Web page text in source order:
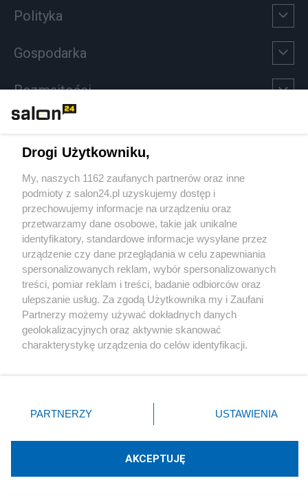
Polityka
Gospodarka
Rozmaitości
Sport
Społeczeństwo
Kultura
X Facebook Instagram Youtube
Technologię dostarcza:W3media.pl
Drogi Użytkowniku,
My, naszych 1162 zaufanych partnerów oraz inne
podmioty z salon24.pl uzyskujemy dostęp i
przechowujemy informacje na urządzeniu oraz
przetwarzamy dane osobowe, takie jak unikalne
identyfikatory, standardowe informacje wysyłane przez
urządzenie czy dane przeglądania w celu zapewniania
spersonalizowanych reklam, wybór spersonalizowanych
treści, pomiar reklam i treści, badanie odbiorców oraz
ulepszanie usług. Za zgodą Użytkownika my i Zaufani
Partnerzy możemy używać dokładnych danych
geolokalizacyjnych oraz aktywnie skanować
charakterystykę urządzenia do celów identyfikacji.
zmienić/wycofać klikając przycisk ustawień prywatności
znajdujący się w lewym dolnym rogu strony
rodzaje przetwarzania danych nie wymagają zgody
użytkownika, ale masz prawo sprzeciwić się takiemu
PARTNERZY USTAWIENIA
AKCEPTUJĘ